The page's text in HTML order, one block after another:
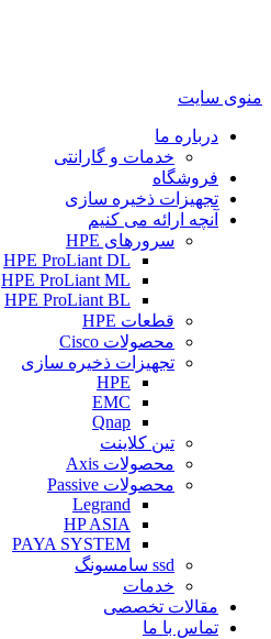
منوی سایت
درباره ما
خدمات و گارانتی
فروشگاه
تجهیزات ذخیره سازی
آنچه ارائه می کنیم
سرورهای HPE
HPE ProLiant DL
HPE ProLiant ML
HPE ProLiant BL
قطعات HPE
محصولات Cisco
تجهیزات ذخیره سازی
HPE
EMC
Qnap
تین کلاینت
محصولات Axis
محصولات Passive
Legrand
HP ASIA
PAYA SYSTEM
ssd سامسونگ
خدمات
مقالات تخصصی
تماس با ما